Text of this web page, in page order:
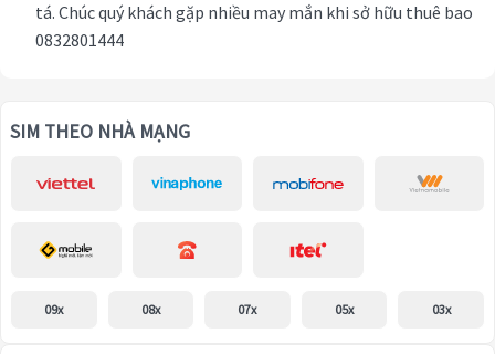
tá. Chúc quý khách gặp nhiều may mắn khi sở hữu thuê bao
0832801444
SIM THEO NHÀ MẠNG
09x 08x 07x 05x 03x